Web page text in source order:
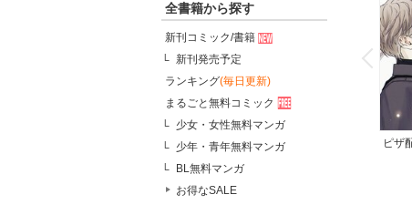
全書籍から探す
新刊コミック/書籍
新刊発売予定
ランキング(毎日更新)
まるごと無料コミック
少女・女性無料マンガ
少年・青年無料マンガ
BL無料マンガ
お得なSALE
P
r
e
v
i
o
u
ピザ
レス